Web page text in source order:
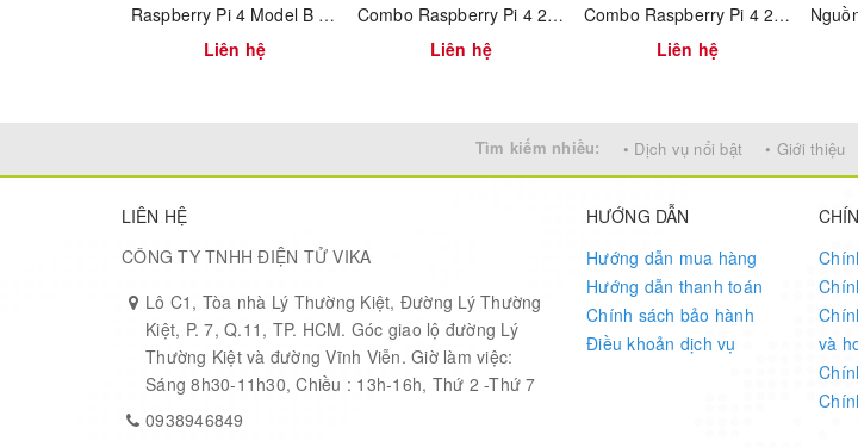
9
10
11
12
15
Raspberry Pi 4 Model B 2GB RAM
Liên hệ
Combo Raspberry Pi 4 2GB RAM vỏ ABS
Liên hệ
Combo Raspberry Pi 4 2GB RAM Full vỏ nhôm
Liên hệ
Tìm kiếm nhiều: • Dịch vụ nổi bật • Giới thiệu
LIÊN HỆ
CÔNG TY TNHH ĐIỆN TỬ VIKA
Lô C1, Tòa nhà Lý Thường Kiệt, Đường Lý Thường
Kiệt, P. 7, Q.11, TP. HCM. Góc giao lộ đường Lý
Thường Kiệt và đường Vĩnh Viễn. Giờ làm việc:
Sáng 8h30-11h30, Chiều : 13h-16h, Thứ 2 -Thứ 7
0938946849
HƯỚNG DẪN
Hướng dẫn mua hàng
Hướng dẫn thanh toán
Chính sách bảo hành
Điều khoản dịch vụ
và